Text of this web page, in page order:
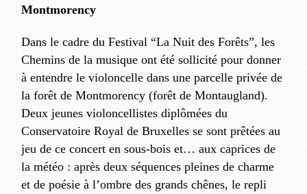
Montmorency
Dans le cadre du Festival “La Nuit des Forêts”, les
Chemins de la musique ont été sollicité pour donner
à entendre le violoncelle dans une parcelle privée de
la forêt de Montmorency (forêt de Montaugland).
Deux jeunes violoncellistes diplômées du
Conservatoire Royal de Bruxelles se sont prêtées au
jeu de ce concert en sous-bois et… aux caprices de
la météo : après deux séquences pleines de charme
et de poésie à l’ombre des grands chênes, le repli